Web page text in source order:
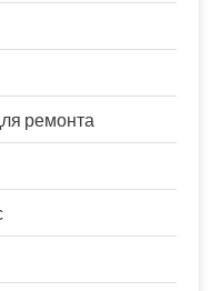
ремонта